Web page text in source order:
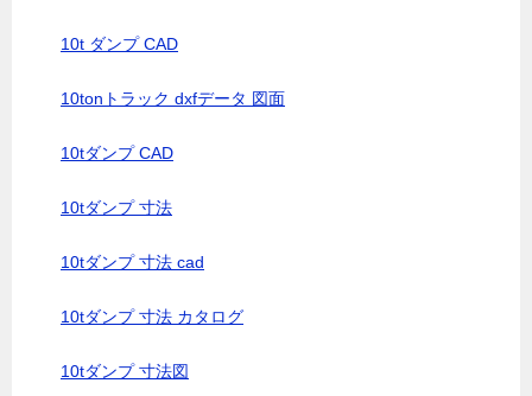
10t ダンプ CAD
10tonトラック dxfデータ 図面
10tダンプ CAD
10tダンプ 寸法
10tダンプ 寸法 cad
10tダンプ 寸法 カタログ
10tダンプ 寸法図